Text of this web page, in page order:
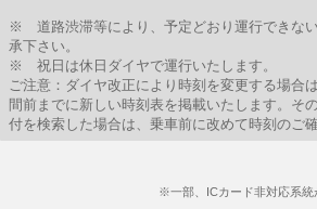
※ 道路渋滞等により、予定どおり運行できな
承下さい。
※ 祝日は休日ダイヤで運行いたします。
ご注意：ダイヤ改正により時刻を変更する場合
間前までに新しい時刻表を掲載いたします。そ
付を検索した場合は、乗車前に改めて時刻のご
※一部、ICカード非対応系統